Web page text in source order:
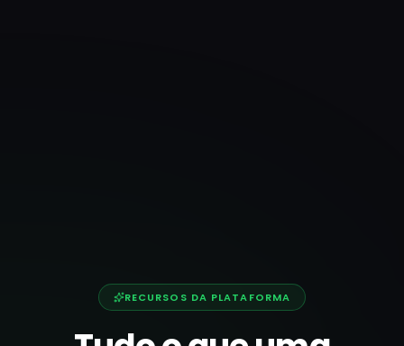
RECURSOS DA PLATAFORMA